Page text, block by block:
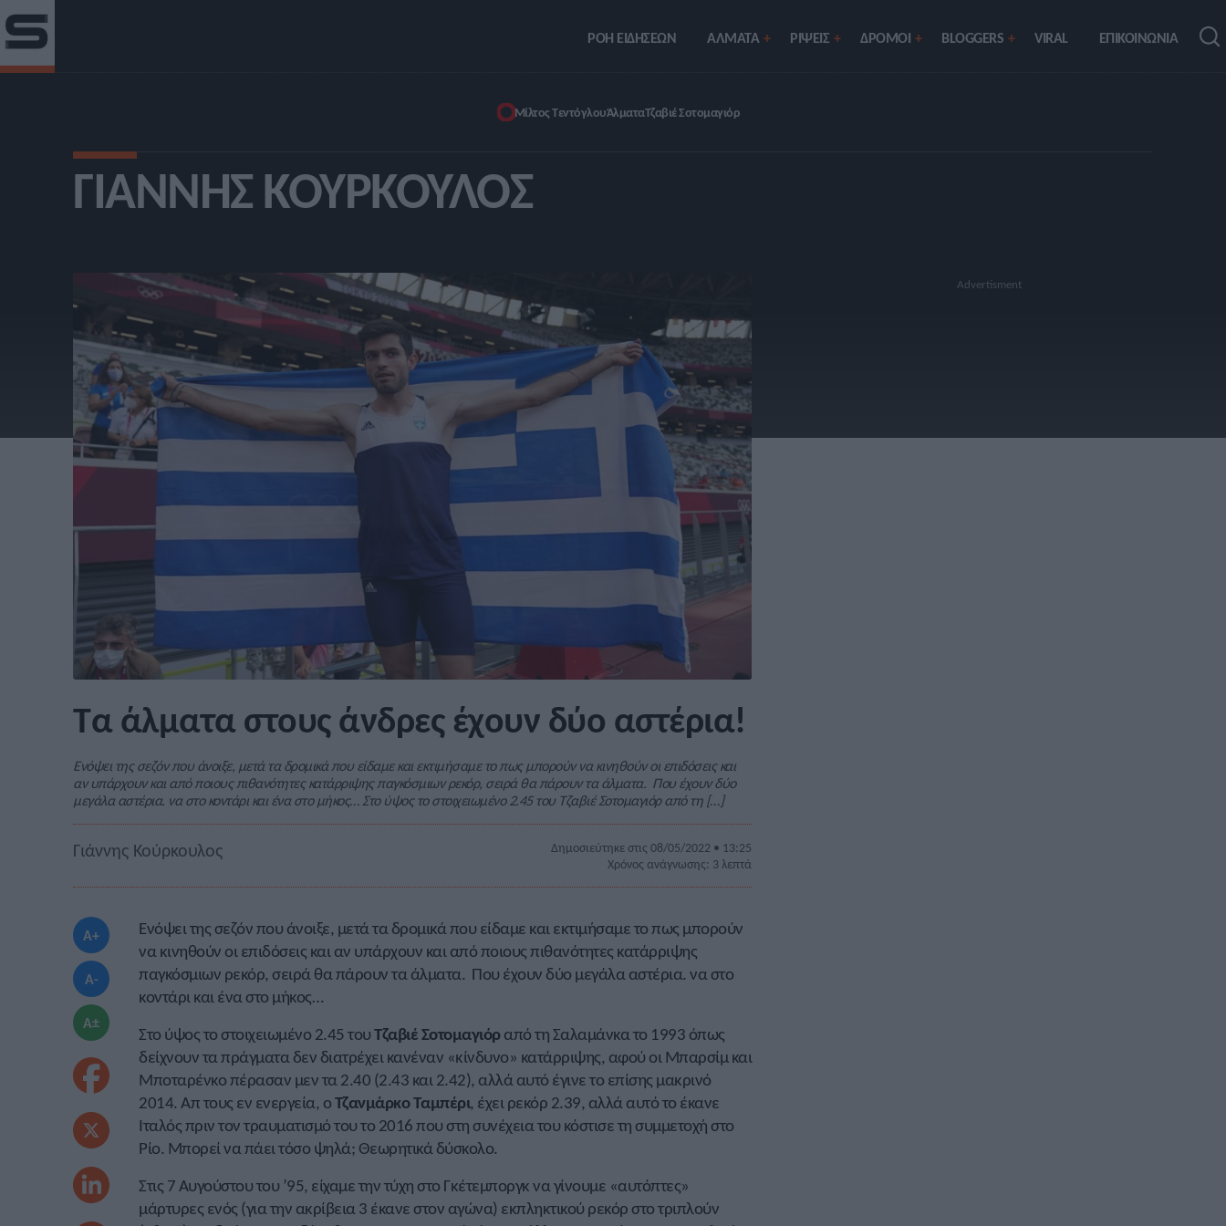
ΡΟΗ ΕΙΔΗΣΕΩΝ ΑΛΜΑΤΑ ΡIΨΕΙΣ ΔΡΟΜΟΙ BLOGGERS VIRAL ΕΠΙΚΟΙΝΩΝΙΑ
Μίλτος ΤεντόγλουΆλματαΤζαβιέ Σοτομαγιόρ
ΓΙΆΝΝΗΣ ΚΟΎΡΚΟΥΛΟΣ
Τα άλματα στους άνδρες έχουν δύο αστέρια!
Ενόψει της σεζόν που άνοιξε, μετά τα δρομικά που είδαμε και εκτιμήσαμε το πως μπορούν να κινηθούν οι επιδόσεις και
αν υπάρχουν και από ποιους πιθανότητες κατάρριψης παγκόσμιων ρεκόρ, σειρά θα πάρουν τα άλματα. Που έχουν δύο
μεγάλα αστέρια. να στο κοντάρι και ένα στο μήκος… Στο ύψος το στοιχειωμένο 2.45 του Τζαβιέ Σοτομαγιόρ από τη […]
Γιάννης Κούρκουλος
Δημοσιεύτηκε στις 08/05/2022 • 13:25
Χρόνος ανάγνωσης: 3 λεπτά
A+
A-
A±
Ενόψει της σεζόν που άνοιξε, μετά τα δρομικά που είδαμε και εκτιμήσαμε το πως μπορούν
να κινηθούν οι επιδόσεις και αν υπάρχουν και από ποιους πιθανότητες κατάρριψης
παγκόσμιων ρεκόρ, σειρά θα πάρουν τα άλματα. Που έχουν δύο μεγάλα αστέρια. να στο
κοντάρι και ένα στο μήκος…
Στο ύψος το στοιχειωμένο 2.45 τουΤζαβιέ Σοτομαγιόραπό τη Σαλαμάνκα το 1993 όπως
δείχνουν τα πράγματα δεν διατρέχει κανέναν «κίνδυνο» κατάρριψης, αφού οι Μπαρσίμ και
Μποταρένκο πέρασαν μεν τα 2.40 (2.43 και 2.42), αλλά αυτό έγινε το επίσης μακρινό
2014. Απ τους εν ενεργεία, οΤζανμάρκο Ταμπέρι, έχει ρεκόρ 2.39, αλλά αυτό το έκανε
Ιταλός πριν τον τραυματισμό του το 2016 που στη συνέχεια του κόστισε τη συμμετοχή στο
Ρίο. Μπορεί να πάει τόσο ψηλά; Θεωρητικά δύσκολο.
Στις 7 Αυγούστου του ’95, είχαμε την τύχη στο Γκέτεμποργκ να γίνουμε «αυτόπτες»
μάρτυρες ενός (για την ακρίβεια 3 έκανε στον αγώνα) εκπληκτικού ρεκόρ στο τριπλούν